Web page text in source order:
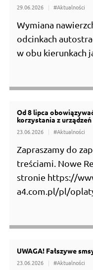
29.06.2026 #Aktualności
Wymiana
odcinkach
w obu kierunkach
Od 8 lipca
korzystania z
23.06.2026 #Aktualności
Zapraszamy do
treściami. Nowe
stronie https://
a4.com.pl/pl/
UWAGA! Fałszywe
23.06.2026 #Aktualności